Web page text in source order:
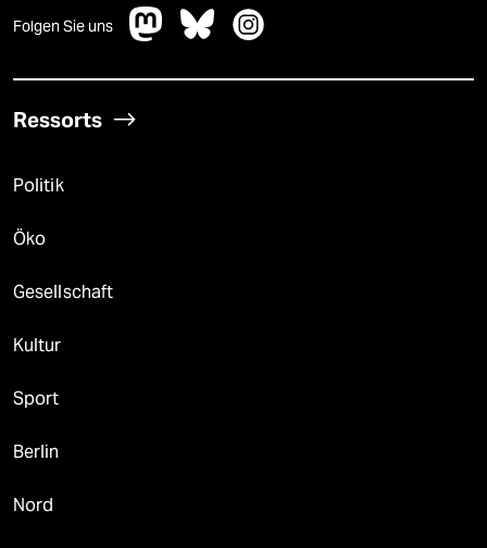
Folgen Sie uns
Ressorts
Politik
Öko
Gesellschaft
Kultur
Sport
Berlin
Nord